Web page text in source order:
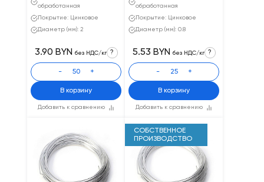
обработанная
Покрытие: Цинковое
Диаметр (мм): 2
Добавить к сравнению
3.90 BYN без НДС/кг ?
- +
В корзину
обработанная
Покрытие: Цинковое
Диаметр (мм): 0.8
Добавить к сравнению
5.53 BYN без НДС/кг ?
- +
В корзину
СОБСТВЕННОЕ
ПРОИЗВОДСТВО